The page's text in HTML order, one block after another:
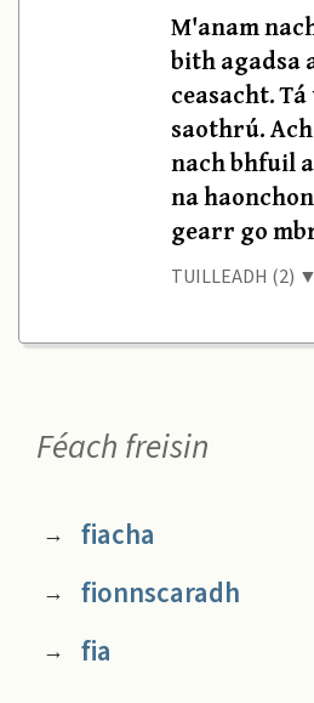
M'anam
bith agadsa
ceasacht.
saothrú.
nach bhfuil
na
gearr go
TUILLEADH (2) ▼
Féach freisin
→ fiacha
→ fionnscaradh
→ fia